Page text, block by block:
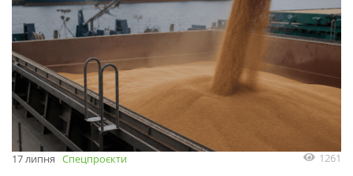
17 липня Спецпроєкти 1261